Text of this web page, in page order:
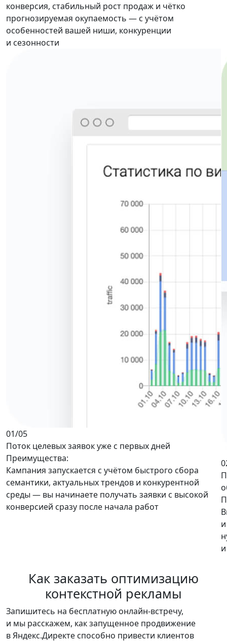
конверсия, стабильный рост продаж и чётко
прогнозируемая окупаемость — с учётом
особенностей вашей ниши, конкуренции
и сезонности
01/05
Поток целевых заявок уже с первых дней
Преимущества:
Кампания запускается с учётом быстрого сбора
семантики, актуальных трендов и конкурентной
среды — вы начинаете получать заявки с высокой
конверсией сразу после начала работ
Как заказать оптимизацию
контекстной рекламы
Запишитесь на бесплатную онлайн-встречу,
и мы расскажем, как запущенное продвижение
в Яндекс.Директе способно привести клиентов